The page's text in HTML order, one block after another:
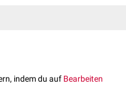
unter anderem bei:
indem du auf Bearbeiten